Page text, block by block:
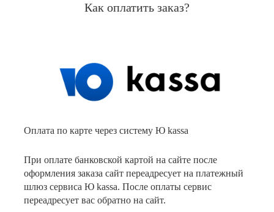
Как оплатить заказ?
Оплата по карте через систему Ю kassa
При оплате банковской картой на сайте после
оформления заказа сайт переадресует на платежный
шлюз сервиса Ю kassa. После оплаты сервис
переадресует вас обратно на сайт.